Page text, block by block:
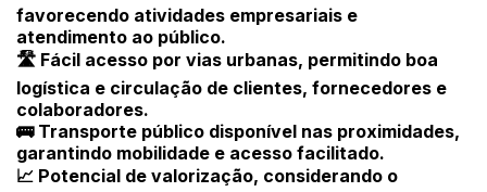
favorecendo atividades empresariais e
atendimento ao público.
🛣 Fácil acesso por vias urbanas, permitindo boa
logística e circulação de clientes, fornecedores e
colaboradores.
🚌 Transporte público disponível nas proximidades,
garantindo mobilidade e acesso facilitado.
📈 Potencial de valorização, considerando o